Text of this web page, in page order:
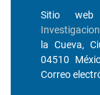
Sitio
la Cueva,
04510
Correo